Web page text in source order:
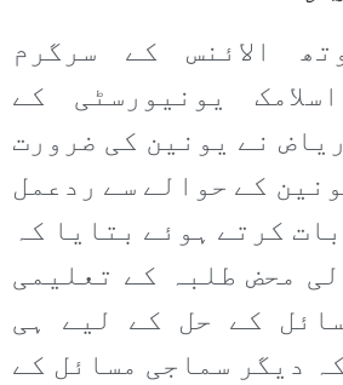
الائنس کے سرگرم
یونیورسٹی کے
نے یونین کی ضرورت
کے حوالے سے ردعمل
کرتے ہوئے بتایا کہ
محض طلبہ کے تعلیمی
کے حل کے لیے ہی
دیگر سماجی مسائل کے